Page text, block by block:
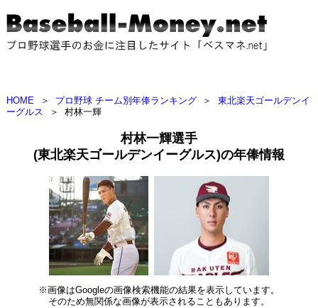
HOME ＞ プロ野球 チーム別年俸ランキング ＞
東北楽天ゴールデンイ
ーグルス
＞ 村林一輝
村林一輝選手
(東北楽天ゴールデンイーグルス)の年俸情報
※画像はGoogleの画像検索機能の結果を表示しています。
そのため無関係な画像が表示されることもあります。